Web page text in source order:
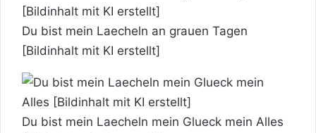
Du bist mein Laecheln an grauen Tagen
[Bildinhalt mit KI erstellt]
Du bist mein Laecheln mein Glueck mein Alles